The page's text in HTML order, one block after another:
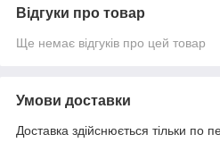
Відгуки про товар
Ще немає відгуків про цей товар
Умови доставки
Доставка здійснюється тільки по